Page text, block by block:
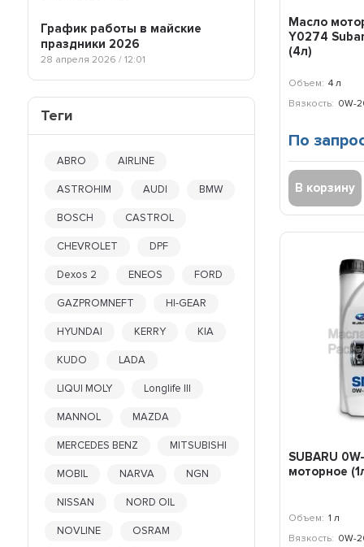
NISSAN
NORD OIL
OIL RIGHT
OPEL
PENTOSIN
PETRO-CANADA
PETRONAS
PEUGEOT-CITROEN
RENAULT
REPSOL
ROLF
S-OIL
SHELL
SINTEC
SSANGYONG
SUBARU
TAKAYAMA
TCL
TOTAL
6 л
7 л
График работы в майские
праздники 2026
28 апреля 2026 / 12:01
Теги
ABRO AIRLINE
ASTROHIM AUDI BMW
BOSCH CASTROL
CHEVROLET DPF
Dexos 2 ENEOS FORD
GAZPROMNEFT HI-GEAR
HYUNDAI KERRY KIA
KUDO LADA
LIQUI MOLY Longlife III
MANNOL MAZDA
MERCEDES BENZ MITSUBISHI
MOBIL NARVA NGN
NISSAN NORD OIL
NOVLINE OSRAM
Масло
Y0274
(4л)
Объем: 4 л
Вязкость: 0W-
По
В корзину
SUBARU
моторное
Объем: 1 л
Вязкость: 0W-